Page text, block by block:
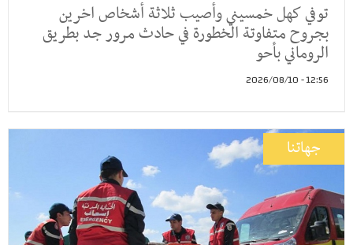
توفي كهل خمسيني وأصيب ثلاثة أشخاص اخرين
بجروح متفاوتة الخطورة في حادث مرور جد بطريق
الروماني بأحو
12:56 - 2026/08/10
جهاتنا